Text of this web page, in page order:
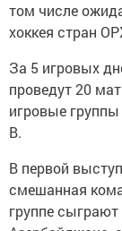
том числе
хоккея стран
За 5 игровых
проведут 20
игровые
В.
В первой
смешанная
группе